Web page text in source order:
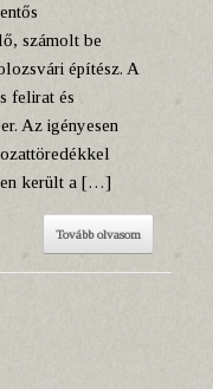
számolt be
építész. A
felirat és
Az igényesen
került a […]
Tovább olvasom